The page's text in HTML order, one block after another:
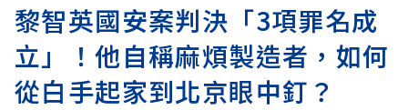
黎智英國安案判決「3項罪名成
立」！他自稱麻煩製造者，如何
從白手起家到北京眼中釘？